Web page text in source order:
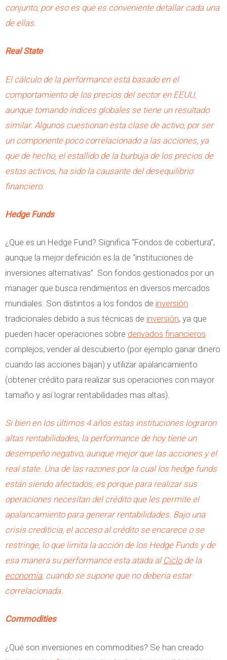
conjunto, por eso es que es conveniente detallar cada una
de ellas.
Real State
El cálculo de la performance está basado en el
comportamiento de los precios del sector en EEUU,
aunque tomando índices globales se tiene un resultado
similar. Algunos cuestionan esta clase de activo, por ser
un componente poco correlacionado a las acciones, ya
que de hecho, el estallido de la burbuja de los precios de
estos activos, ha sido la causante del desequilibrio
financiero.
Hedge Funds
¿Que es un Hedge Fund? Significa “Fondos de cobertura”,
aunque la mejor definición es la de “instituciones de
inversiones alternativas”. Son fondos gestionados por un
manager que busca rendimientos en diversos mercados
mundiales. Son distintos a los fondos de inversión
tradicionales debido a sus técnicas de inversión, ya que
pueden hacer operaciones sobre derivados financieros
complejos, vender al descubierto (por ejemplo ganar dinero
cuando las acciones bajan) y utilizar apalancamiento
(obtener crédito para realizar sus operaciones con mayor
tamaño y así lograr rentabilidades mas altas).
Si bien en los últimos 4 años estas instituciones lograron
altas rentabilidades, la performance de hoy tiene un
desempeño negativo, aunque mejor que las acciones y el
real state. Una de las razones por la cual los hedge funds
están siendo afectados, es porque para realizar sus
operaciones necesitan del crédito que les permite el
apalancamiento para generar rentabilidades. Bajo una
crisis crediticia, el acceso al crédito se encarece o se
restringe, lo que limita la acción de los Hedge Funds y de
esa manera su performance esta atada al Ciclode la
economía, cuando se supone que no debería estar
correlacionada.
Commodities
¿Qué son inversiones en commodities? Se han creado